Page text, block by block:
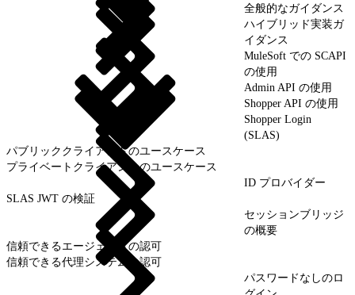
全般的なガイダンス
ハイブリッド実装ガ
イダンス
MuleSoft での SCAPI
の使用
Admin API の使用
Shopper API の使用
Shopper Login
(SLAS)
パブリッククライアントのユースケース
プライベートクライアントのユースケース
ID プロバイダー
SLAS JWT の検証
セッションブリッジ
の概要
信頼できるエージェントの認可
信頼できる代理システムの認可
パスワードなしのロ